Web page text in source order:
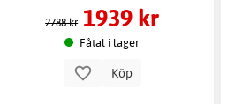
2788 kr 1939 kr
Fåtal i lager
Köp